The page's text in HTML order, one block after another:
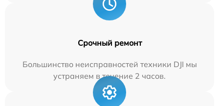
Срочный ремонт
Большинство неисправностей техники DJI мы
устраняем в течение 2 часов.